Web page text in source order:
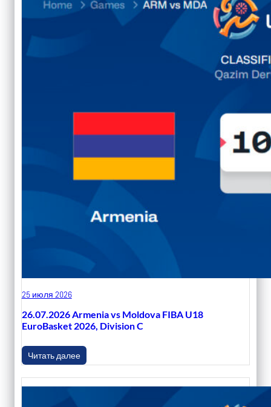
25 июля 2026
26.07.2026 Armenia vs Moldova FIBA U18
EuroBasket 2026, Division C
Читать далее